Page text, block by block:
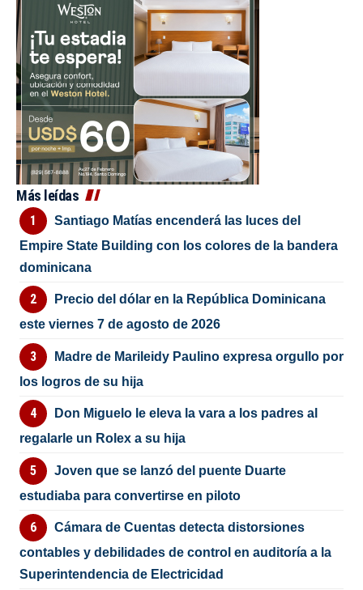
Más leídas
Santiago Matías encenderá las luces del
Empire State Building con los colores de la bandera
dominicana
Precio del dólar en la República Dominicana
este viernes 7 de agosto de 2026
Madre de Marileidy Paulino expresa orgullo por
los logros de su hija
Don Miguelo le eleva la vara a los padres al
regalarle un Rolex a su hija
Joven que se lanzó del puente Duarte
estudiaba para convertirse en piloto
Cámara de Cuentas detecta distorsiones
contables y debilidades de control en auditoría a la
Superintendencia de Electricidad